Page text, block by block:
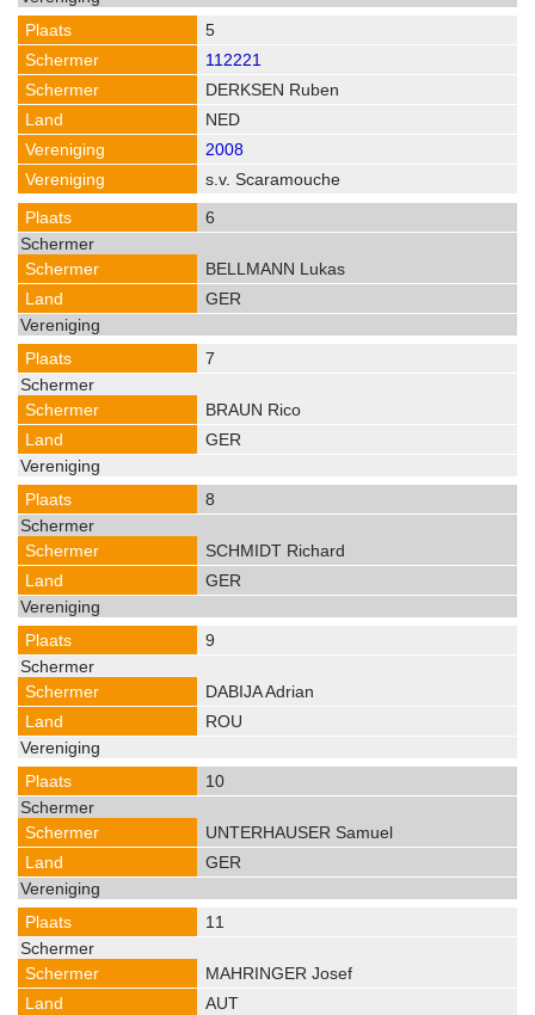
5
112221
DERKSEN Ruben
NED
2008
s.v. Scaramouche
6
BELLMANN Lukas
GER
7
BRAUN Rico
GER
8
SCHMIDT Richard
GER
9
DABIJA Adrian
ROU
10
UNTERHAUSER Samuel
GER
11
MAHRINGER Josef
AUT